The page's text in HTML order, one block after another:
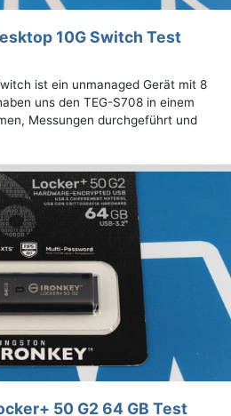
10G Switch Test
ist ein unmanaged Gerät mit 8
uns den TEG-S708 in einem
Messungen durchgeführt und
50 G2 64 GB Test